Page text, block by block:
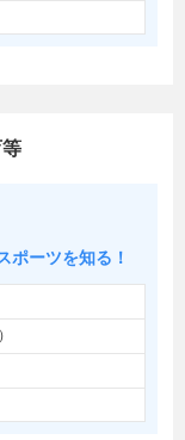
ポーツを知る！